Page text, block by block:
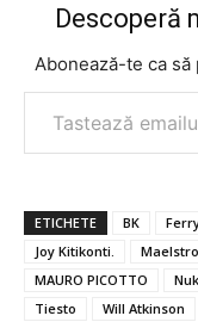
Descoperă
Abonează-te ca
Tastează emailul tău...
ETICHETE BK
Joy Kitikonti.
MAURO PICOTTO
Tiesto
Will Atkinson